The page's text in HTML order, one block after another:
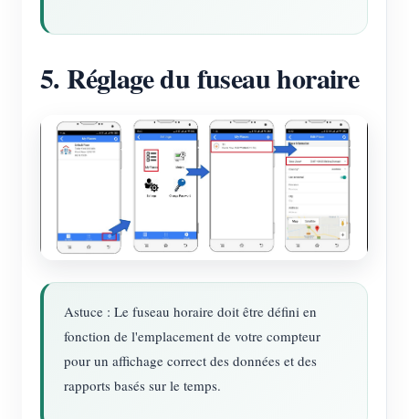
5. Réglage du fuseau horaire
Astuce : Le fuseau horaire doit être défini en
fonction de l'emplacement de votre compteur
pour un affichage correct des données et des
rapports basés sur le temps.